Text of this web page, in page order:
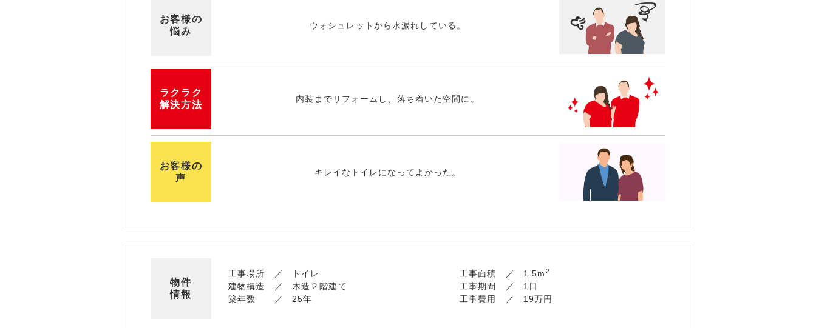
お客様の
悩み
ウォシュレットから水漏れしている。
ラクラク
解決方法
内装までリフォームし、落ち着いた空間に。
お客様の
声
キレイなトイレになってよかった。
物件
情報
工事場所
トイレ
建物構造
木造２階建て
築年数
25年
工事面積 1.5m 2
工事期間
1日
工事費用
19万円